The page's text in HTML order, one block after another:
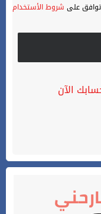
على شروط الأستخدام
الآن